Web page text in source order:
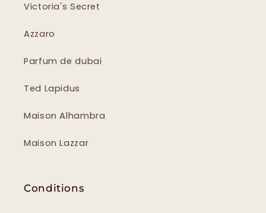
Victoria's Secret
Azzaro
Parfum de dubai
Ted Lapidus
Maison Alhambra
Maison Lazzar
Conditions